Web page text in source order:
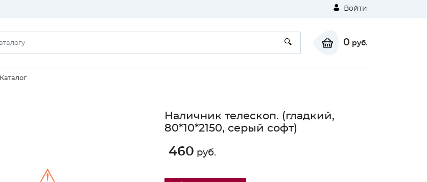
Войти
0 руб.
Каталог
Наличник телескоп. (гладкий,
80*10*2150, серый софт)
460 руб.